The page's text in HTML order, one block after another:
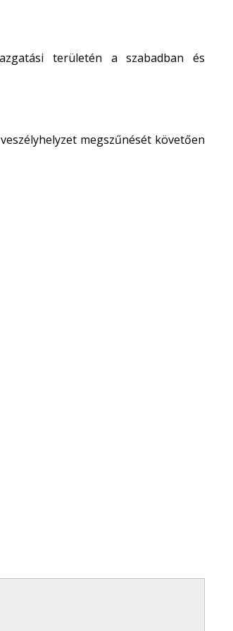
területén a szabadban és
megszűnését követően